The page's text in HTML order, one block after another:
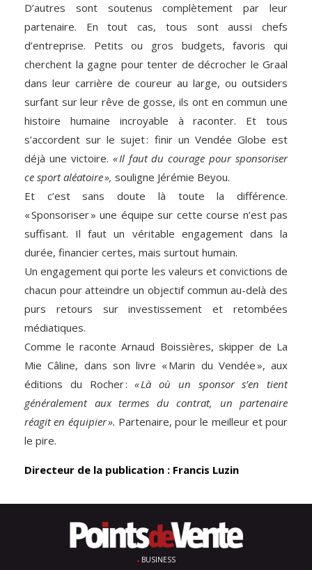
D’autres sont soutenus complètement par leur
partenaire. En tout cas, tous sont aussi chefs
d’entreprise. Petits ou gros budgets, favoris qui
cherchent la gagne pour tenter de décrocher le Graal
dans leur carrière de coureur au large, ou outsiders
surfant sur leur rêve de gosse, ils ont en commun une
histoire humaine incroyable à raconter. Et tous
s’accordent sur le sujet : finir un Vendée Globe est
déjà une victoire. « Il faut du courage pour sponsoriser
ce sport aléatoire », souligne Jérémie Beyou.
Et c’est sans doute là toute la différence.
« Sponsoriser » une équipe sur cette course n’est pas
suffisant. Il faut un véritable engagement dans la
durée, financier certes, mais surtout humain.
Un engagement qui porte les valeurs et convictions de
chacun pour atteindre un objectif commun au-delà des
purs retours sur investissement et retombées
médiatiques.
Comme le raconte Arnaud Boissières, skipper de La
Mie Câline, dans son livre « Marin du Vendée », aux
éditions du Rocher :« Là où un sponsor s’en tient
généralement aux termes du contrat, un partenaire
réagit en équipier ». Partenaire, pour le meilleur et pour
le pire.
Directeur de la publication : Francis Luzin
BUSINESS